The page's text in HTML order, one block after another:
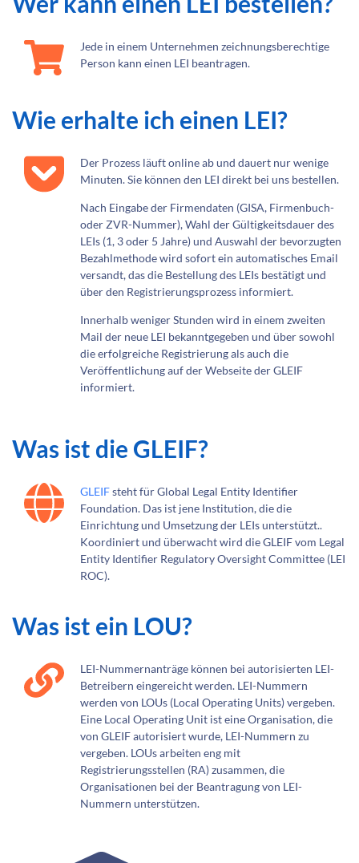
Jede in einem Unternehmen zeichnungsberechtige
Person kann einen LEI beantragen.
Wie erhalte ich einen LEI?
Der Prozess läuft online ab und dauert nur wenige
Minuten. Sie können den LEI direkt bei uns bestellen.
Nach Eingabe der Firmendaten (GISA, Firmenbuch-
oder ZVR-Nummer), Wahl der Gültigkeitsdauer des
LEIs (1, 3 oder 5 Jahre) und Auswahl der bevorzugten
Bezahlmethode wird sofort ein automatisches Email
versandt, das die Bestellung des LEIs bestätigt und
über den Registrierungsprozess informiert.
Innerhalb weniger Stunden wird in einem zweiten
Mail der neue LEI bekanntgegeben und über sowohl
die erfolgreiche Registrierung als auch die
Veröffentlichung auf der Webseite der GLEIF
informiert.
Was ist die GLEIF?
GLEIFsteht für Global Legal Entity Identifier
Foundation. Das ist jene Institution, die die
Einrichtung und Umsetzung der LEIs unterstützt..
Koordiniert und überwacht wird die GLEIF vom Legal
Entity Identifier Regulatory Oversight Committee (LEI
ROC).
Was ist ein LOU?
LEI-Nummernanträge können bei autorisierten LEI-
Betreibern eingereicht werden. LEI-Nummern
werden von LOUs (Local Operating Units) vergeben.
Eine Local Operating Unit ist eine Organisation, die
von GLEIF autorisiert wurde, LEI-Nummern zu
vergeben. LOUs arbeiten eng mit
Registrierungsstellen (RA) zusammen, die
Organisationen bei der Beantragung von LEI-
Nummern unterstützen.